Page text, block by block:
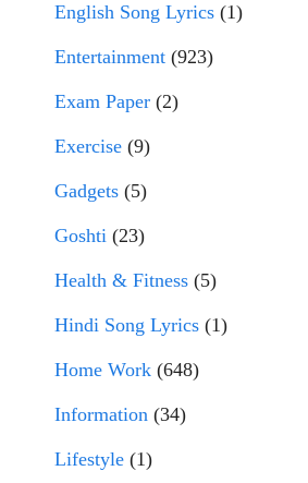
English Song Lyrics (1)
Entertainment (923)
Exam Paper (2)
Exercise (9)
Gadgets (5)
Goshti (23)
Health & Fitness (5)
Hindi Song Lyrics (1)
Home Work (648)
Information (34)
Lifestyle (1)